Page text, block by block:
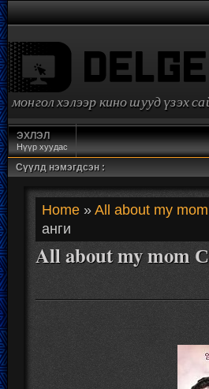
монгол хэлээр кино шууд үзэх
ЭХЛЭЛ
Нүүр хуудас
Сүүлд нэмэгдсэн :
Home »All about my
анги
All about my mom